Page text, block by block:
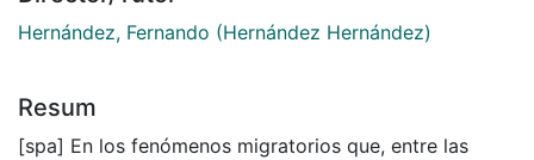
Hernández, Fernando (Hernández Hernández)
Resum
[spa] En los fenómenos migratorios que, entre las